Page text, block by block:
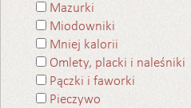
Mazurki
Miodowniki
Mniej kalorii
Omlety, placki i naleśniki
Pączki i faworki
Pieczywo